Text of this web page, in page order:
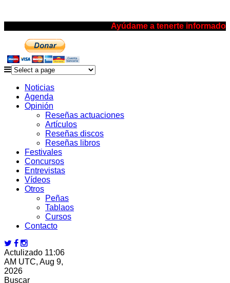
Ayúdame a tenerte informado
Noticias
Agenda
Opinión
Reseñas actuaciones
Artículos
Reseñas discos
Reseñas libros
Festivales
Concursos
Entrevistas
Vídeos
Otros
Peñas
Tablaos
Cursos
Contacto
Actulizado 11:06
AM UTC, Aug 9,
2026
Buscar